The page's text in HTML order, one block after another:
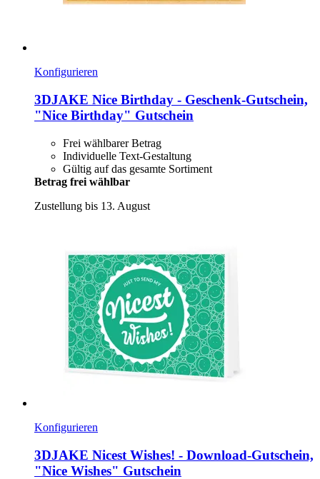
Konfigurieren
3DJAKE Nice Birthday -​ Geschenk-​Gutschein,
"Nice Birthday" Gutschein
Frei wählbarer Betrag
Individuelle Text-Gestaltung
Gültig auf das gesamte Sortiment
Betrag frei wählbar
Zustellung bis 13. August
Konfigurieren
3DJAKE Nicest Wishes! -​ Download-​Gutschein,
"Nice Wishes" Gutschein